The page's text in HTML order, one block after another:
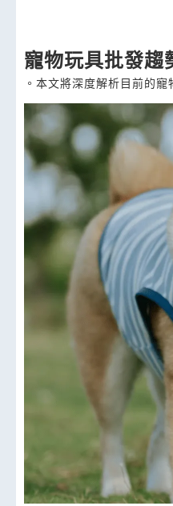
寵物玩具批發趨
。本文將深度解析目前的